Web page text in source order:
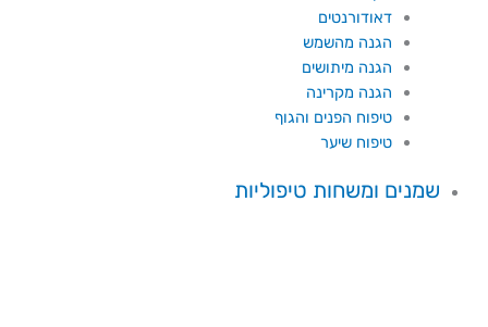
דאודורנטים
הגנה מהשמש
הגנה מיתושים
הגנה מקרינה
טיפוח הפנים והגוף
טיפוח שיער
שמנים ומשחות טיפוליות